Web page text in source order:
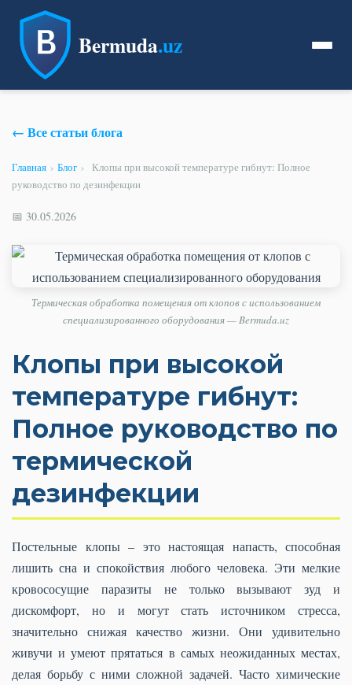
Bermuda.uz
← Все статьи блога
Главная › Блог ›
Клопы при высокой температуре гибнут: Полное
руководство по дезинфекции
📅 30.05.2026
Термическая обработка помещения от клопов с использованием
специализированного оборудования — Bermuda.uz
Клопы при высокой
температуре гибнут:
Полное руководство по
термической
дезинфекции
Постельные клопы – это настоящая напасть, способная
лишить сна и спокойствия любого человека. Эти мелкие
кровососущие паразиты не только вызывают зуд и
дискомфорт, но и могут стать источником стресса,
значительно снижая качество жизни. Они удивительно
живучи и умеют прятаться в самых неожиданных местах,
делая борьбу с ними сложной задачей. Часто химические